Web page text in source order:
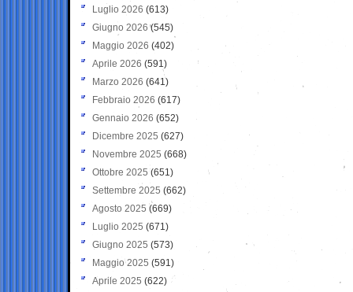
Luglio 2026 (613)
Giugno 2026 (545)
Maggio 2026 (402)
Aprile 2026 (591)
Marzo 2026 (641)
Febbraio 2026 (617)
Gennaio 2026 (652)
Dicembre 2025 (627)
Novembre 2025 (668)
Ottobre 2025 (651)
Settembre 2025 (662)
Agosto 2025 (669)
Luglio 2025 (671)
Giugno 2025 (573)
Maggio 2025 (591)
Aprile 2025 (622)